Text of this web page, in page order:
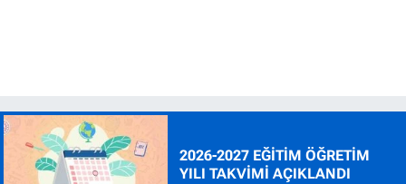
2026-2027 EĞİTİM ÖĞRETİM
YILI TAKVİMİ AÇIKLANDI